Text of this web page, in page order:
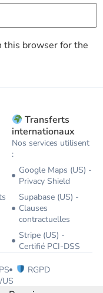
this browser for the
Transferts
internationaux
Nos services utilisent
:
Google Maps (US) -
Privacy Shield
Supabase (US) -
Clauses
contractuelles
Stripe (US) -
Certifié PCI-DSS
RGPD
US